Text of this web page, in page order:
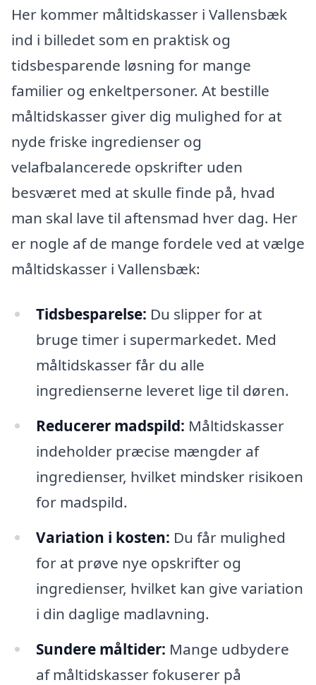
Her kommer måltidskasser i Vallensbæk
ind i billedet som en praktisk og
tidsbesparende løsning for mange
familier og enkeltpersoner. At bestille
måltidskasser giver dig mulighed for at
nyde friske ingredienser og
velafbalancerede opskrifter uden
besværet med at skulle finde på, hvad
man skal lave til aftensmad hver dag. Her
er nogle af de mange fordele ved at vælge
måltidskasser i Vallensbæk:
Tidsbesparelse: Du slipper for at
bruge timer i supermarkedet. Med
måltidskasser får du alle
ingredienserne leveret lige til døren.
Reducerer madspild: Måltidskasser
indeholder præcise mængder af
ingredienser, hvilket mindsker risikoen
for madspild.
Variation i kosten: Du får mulighed
for at prøve nye opskrifter og
ingredienser, hvilket kan give variation
i din daglige madlavning.
Sundere måltider: Mange udbydere
af måltidskasser fokuserer på